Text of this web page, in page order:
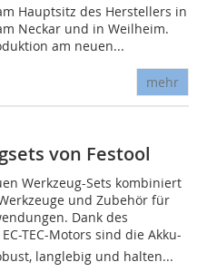
Hauptsitz des Herstellers in
Neckar und in Weilheim.
am neuen...
mehr
von Festool
Werkzeug-Sets kombiniert
und Zubehör für
Dank des
TEC-Motors sind die Akku-
langlebig und halten...